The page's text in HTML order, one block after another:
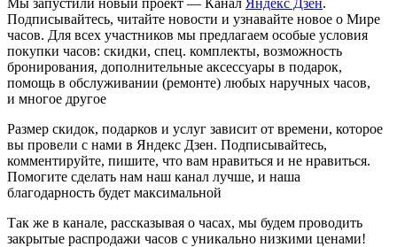
Подписывайтесь, читайте новости и узнавайте новое о Мире
часов. Для всех участников мы предлагаем особые условия
покупки часов: скидки, спец. комплекты, возможность
бронирования, дополнительные аксессуары в подарок,
помощь в обслуживании (ремонте) любых наручных часов,
и многое другое
Размер скидок, подарков и услуг зависит от времени, которое
вы провели с нами в Яндекс Дзен. Подписывайтесь,
комментируйте, пишите, что вам нравиться и не нравиться.
Помогите сделать нам наш канал лучше, и наша
благодарность будет максимальной
Так же в канале, рассказывая о часах, мы будем проводить
закрытые распродажи часов с уникально низкими ценами!